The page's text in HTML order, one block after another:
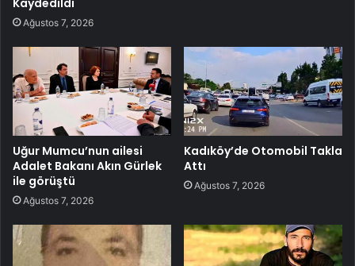
Ağustos 7, 2026
Uğur Mumcu’nun ailesi
Adalet Bakanı Akın Gürlek
ile görüştü
Ağustos 7, 2026
Kadıköy’de Otomobil Takla
Attı
Ağustos 7, 2026